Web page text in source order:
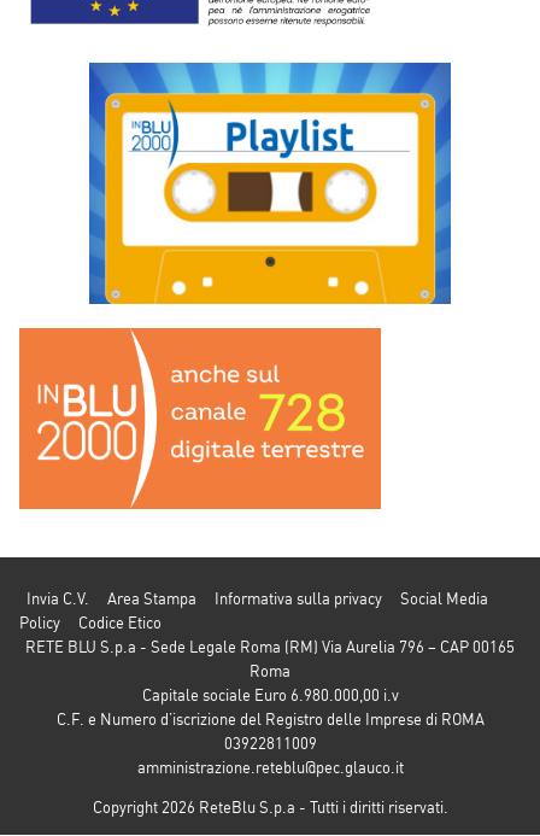
Invia C.V. Area Stampa Informativa sulla privacy
Social Media
Policy
Codice Etico
RETE BLU S.p.a - Sede Legale Roma (RM) Via Aurelia 796 – CAP 00165
Roma
Capitale sociale Euro 6.980.000,00 i.v
C.F. e Numero d’iscrizione del Registro delle Imprese di ROMA
03922811009
amministrazione.reteblu@pec.glauco.it
Copyright 2026 ReteBlu S.p.a - Tutti i diritti riservati.